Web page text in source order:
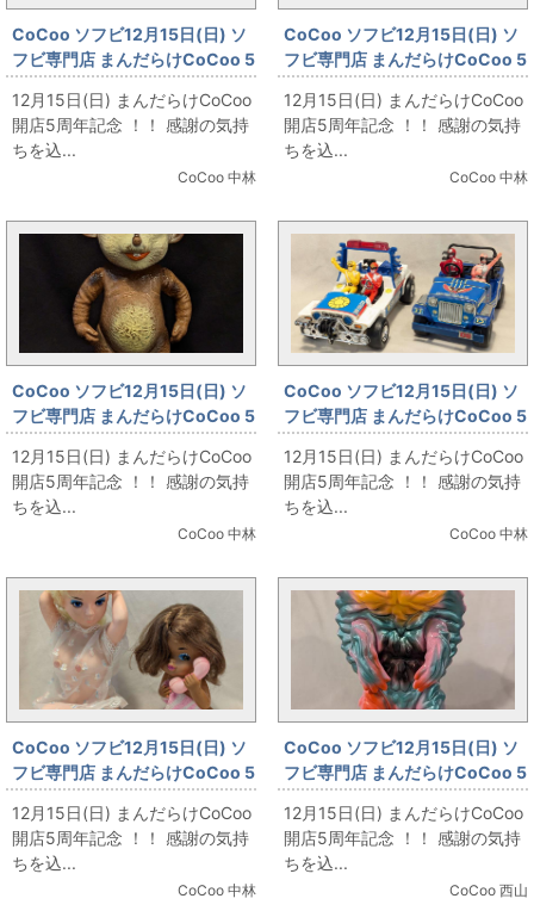
CoCoo ソフビ12月15日(日) ソ
フビ専門店 まんだらけCoCoo 5
周年記念 「ポピー スーパープロ
レスラーシリーズ 」
12月15日(日) まんだらけCoCoo
開店5周年記念 ！！ 感謝の気持
ちを込...
CoCoo 中林
CoCoo ソフビ12月15日(日) ソ
フビ専門店 まんだらけCoCoo 5
周年記念 「バンダイ VINソフビ/
マスク取れ デビルマン/面替え」
12月15日(日) まんだらけCoCoo
開店5周年記念 ！！ 感謝の気持
ちを込...
CoCoo 中林
CoCoo ソフビ12月15日(日) ソ
フビ専門店 まんだらけCoCoo 5
周年記念 「マルサン スタンダー
ドサイズ チャメゴン」
12月15日(日) まんだらけCoCoo
開店5周年記念 ！！ 感謝の気持
ちを込...
CoCoo 中林
CoCoo ソフビ12月15日(日) ソ
フビ専門店 まんだらけCoCoo 5
周年記念 「ポピー デンジバギー
＆サンドバルカン」
12月15日(日) まんだらけCoCoo
開店5周年記念 ！！ 感謝の気持
ちを込...
CoCoo 中林
CoCoo ソフビ12月15日(日) ソ
フビ専門店 まんだらけCoCoo 5
周年記念 「セクシーソフビ人
形」
12月15日(日) まんだらけCoCoo
開店5周年記念 ！！ 感謝の気持
ちを込...
CoCoo 中林
CoCoo ソフビ12月15日(日) ソ
フビ専門店 まんだらけCoCoo 5
周年記念 「トイグラフ ヘドラ ト
ランスVer.」
12月15日(日) まんだらけCoCoo
開店5周年記念 ！！ 感謝の気持
ちを込...
CoCoo 西山